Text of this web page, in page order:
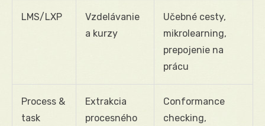
LMS/LXP
Vzdelávanie
a kurzy
Učebné cesty,
mikrolearning,
prepojenie na
prácu
Process &
task
Extrakcia
procesného
Conformance
checking,